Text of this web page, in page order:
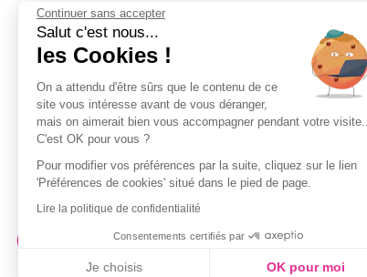
Retours et remboursements
Suivi de commande
Livraisons
Guide des tailles
Politique de confidentialité
Conditions générales d’utilisation
de la Carte de Fidélité
Continuer sans accepter
Salut c'est nous...
les Cookies !
On a attendu d'être sûrs que le contenu de ce
site vous intéresse avant de vous déranger,
mais on aimerait bien vous accompagner pendant votre visite...
C'est OK pour vous ?
Pour modifier vos préférences par la suite, cliquez sur le lien
'Préférences de cookies' situé dans le pied de page.
Lire la politique de confidentialité
Consentements certifiés par
Je choisis OK pour moi